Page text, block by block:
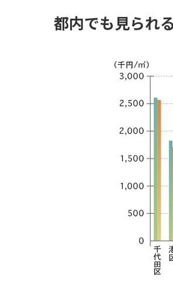
都内でも見られ